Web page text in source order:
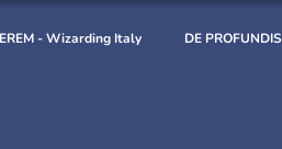
- Wizarding Italy DE PROFUNDIS